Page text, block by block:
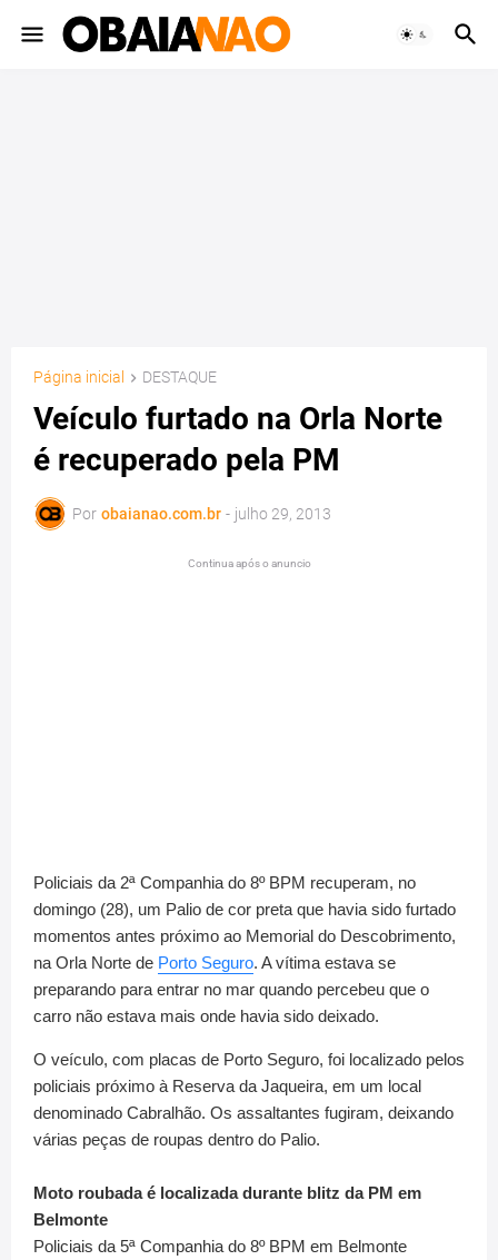
Página inicial DESTAQUE
Veículo furtado na Orla Norte
é recuperado pela PM
Por obaianao.com.br - julho 29, 2013
Continua após o anuncio
Policiais da 2ª Companhia do 8º BPM recuperam, no
domingo (28), um Palio de cor preta que havia sido furtado
momentos antes próximo ao Memorial do Descobrimento,
na Orla Norte de Porto Seguro. A vítima estava se
preparando para entrar no mar quando percebeu que o
carro não estava mais onde havia sido deixado.
O veículo, com placas de Porto Seguro, foi localizado pelos
policiais próximo à Reserva da Jaqueira, em um local
denominado Cabralhão. Os assaltantes fugiram, deixando
várias peças de roupas dentro do Palio.
Moto roubada é localizada durante blitz da PM em
Belmonte
Policiais da 5ª Companhia do 8º BPM em Belmonte